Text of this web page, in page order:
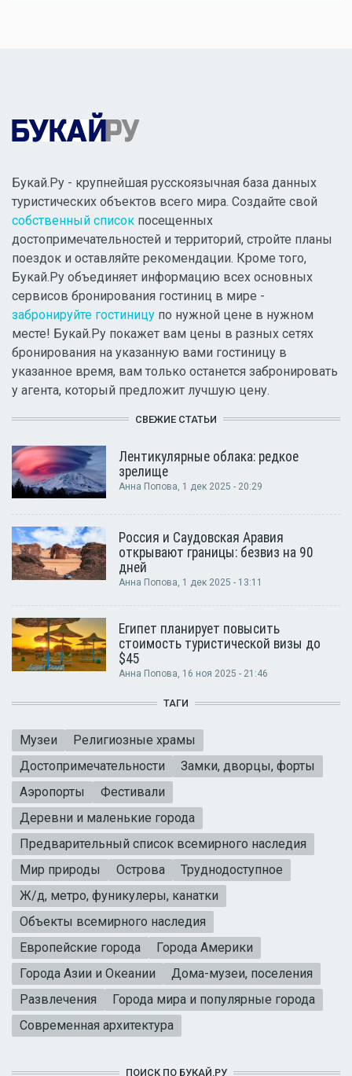
Букай.Ру - крупнейшая русскоязычная база данных
туристических объектов всего мира. Создайте свой
собственный список посещенных
достопримечательностей и территорий, стройте планы
поездок и оставляйте рекомендации. Кроме того,
Букай.Ру объединяет информацию всех основных
сервисов бронирования гостиниц в мире -
забронируйте гостиницу по нужной цене в нужном
месте! Букай.Ру покажет вам цены в разных сетях
бронирования на указанную вами гостиницу в
указанное время, вам только останется забронировать
у агента, который предложит лучшую цену.
СВЕЖИЕ СТАТЬИ
Лентикулярные облака: редкое
зрелище
Анна Попова , 1 дек 2025 - 20:29
Россия и Саудовская Аравия
открывают границы: безвиз на 90
дней
Анна Попова, 1 дек 2025 - 13:11
Египет планирует повысить
стоимость туристической визы до
$45
Анна Попова, 16 ноя 2025 - 21:46
ТАГИ
Музеи
Религиозные храмы
Достопримечательности
Замки, дворцы, форты
Аэропорты
Фестивали
Деревни и маленькие города
Предварительный список всемирного наследия
Мир природы
Острова
Труднодоступное
Ж/д, метро, фуникулеры, канатки
Объекты всемирного наследия
Европейские города
Города Америки
Города Азии и Океании
Дома-музеи, поселения
Развлечения
Города мира и популярные города
Современная архитектура
ПОИСК ПО БУКАЙ.РУ